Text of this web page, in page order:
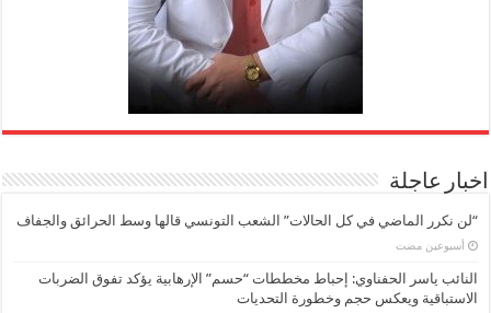
اخبار عاجلة
“لن نكرر الماضي في كل الحالات” الشعب التونسي قالها وسط الحرائق والجفاف
‏أسبوعين مضت
النائب ياسر الحفناوي: إحباط مخططات “حسم” الإرهابية يؤكد تفوق الضربات
الاستباقية ويعكس حجم وخطورة التحديات